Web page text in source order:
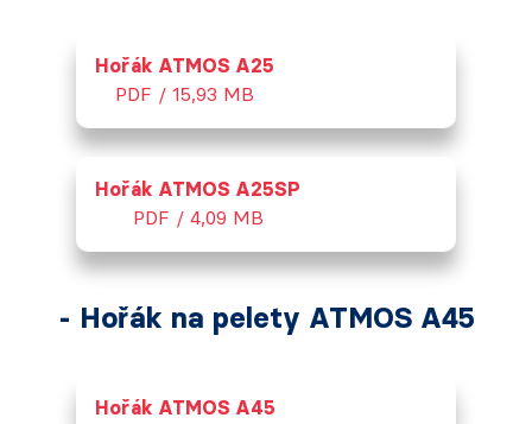
Hořák ATMOS A25
PDF / 15,93 MB
Hořák ATMOS A25SP
PDF / 4,09 MB
- Hořák na pelety ATMOS A45
Hořák ATMOS A45